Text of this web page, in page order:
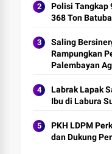
Polisi Tangkap
368 Ton
Saling
Rampungkan
Palembayan
Labrak Lapak
Ibu di Labura
PKH LDPM
dan Dukung